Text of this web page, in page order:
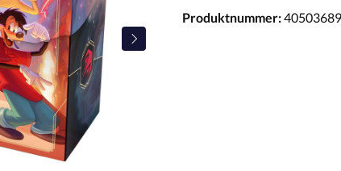
Produktnummer: